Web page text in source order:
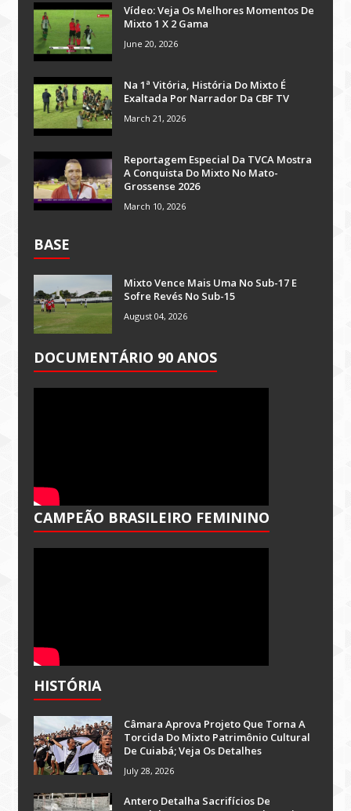
Vídeo: Veja Os Melhores Momentos De
Mixto 1 X 2 Gama
June 20, 2026
Na 1ª Vitória, História Do Mixto É
Exaltada Por Narrador Da CBF TV
March 21, 2026
Reportagem Especial Da TVCA Mostra
A Conquista Do Mixto No Mato-
Grossense 2026
March 10, 2026
BASE
Mixto Vence Mais Uma No Sub-17 E
Sofre Revés No Sub-15
August 04, 2026
DOCUMENTÁRIO 90 ANOS
CAMPEÃO BRASILEIRO FEMININO
HISTÓRIA
Câmara Aprova Projeto Que Torna A
Torcida Do Mixto Patrimônio Cultural
De Cuiabá; Veja Os Detalhes
July 28, 2026
Antero Detalha Sacrifícios De